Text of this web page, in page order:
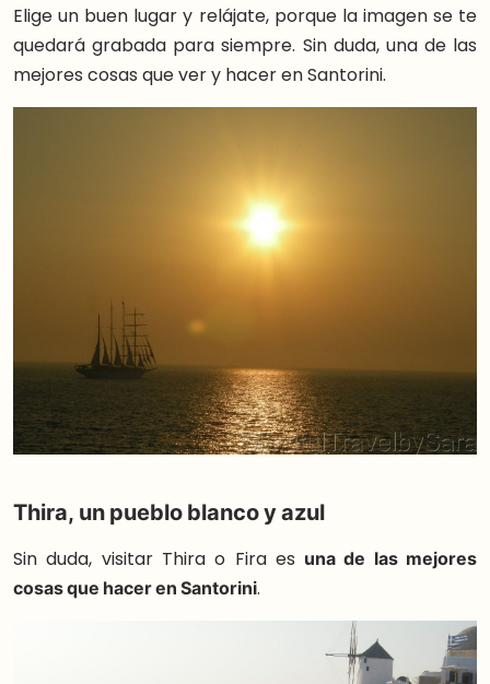
Elige un buen lugar y relájate, porque la imagen se te
quedará grabada para siempre. Sin duda, una de las
mejores cosas que ver y hacer en Santorini.
Thira, un pueblo blanco y azul
Sin duda, visitar Thira o Fira es una de las mejores
cosas que hacer en Santorini.